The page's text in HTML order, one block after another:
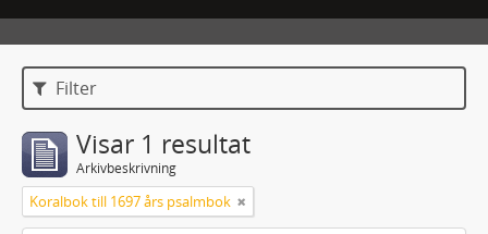
Filter
Visar 1 resultat
Arkivbeskrivning
Koralbok till 1697 års psalmbok